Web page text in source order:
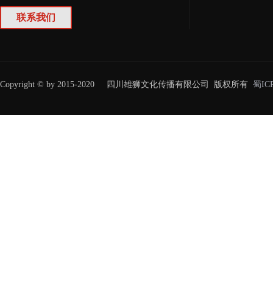
联系我们
Copyright © by 2015-2020 四川雄狮文化传播有限公司 版权所有 蜀